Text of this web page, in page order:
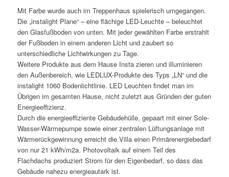
Mit Farbe wurde auch im Treppenhaus spielerisch umgegangen.
Die „instalight Plane“ – eine flächige LED-Leuchte – beleuchtet
den Glasfußboden von unten. Mit jeder gewählten Farbe erstrahlt
der Fußboden in einem anderen Licht und zaubert so
unterschiedliche Lichtwirkungen zu Tage.
Weitere Produkte aus dem Hause Insta zieren und illuminieren
den Außenbereich, wie LEDLUX-Produkte des Typs „LN“ und die
instalight 1060 Bodenlichtlinie. LED Leuchten findet man im
Übrigen im gesamten Hause, nicht zuletzt aus Gründen der guten
Energieeffizienz.
Durch die energieeffiziente Gebäudehülle, gepaart mit einer Sole-
Wasser-Wärmepumpe sowie einer zentralen Lüftungsanlage mit
Wärmerückgewinnung erreicht die Villa einen Primärenergiebedarf
von nur 21 kWh/m2a. Photovoltaik auf einem Teil des
Flachdachs produziert Strom für den Eigenbedarf, so dass das
Gebäude nahezu energieautark ist.